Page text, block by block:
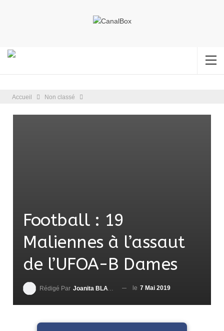
Accueil Non classé
Football : 19
Maliennes à l’assaut
de l’UFOA-B Dames
Rédigé Par Joanita BLAVO-TSRI le 7 Mai 2019